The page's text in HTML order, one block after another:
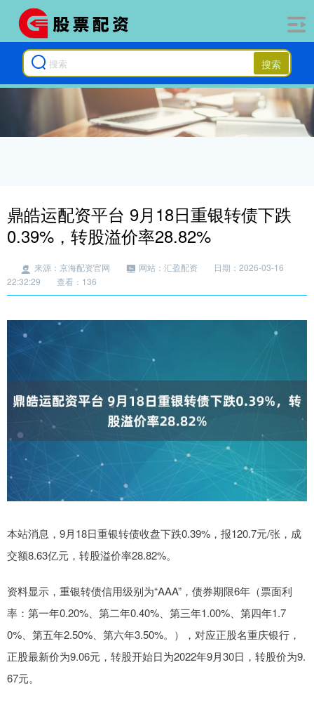
搜索
鼎皓运配资平台 9月18日重银转债下跌
0.39%，转股溢价率28.82%
来源：京海配资官网 网站：汇盈配资
日期：2026-03-16
22:32:29
查看：136
本站消息，9月18日重银转债收盘下跌0.39%，报120.7元/张，成
交额8.63亿元，转股溢价率28.82%。
资料显示，重银转债信用级别为“AAA”，债券期限6年（票面利
率：第一年0.20%、第二年0.40%、第三年1.00%、第四年1.7
0%、第五年2.50%、第六年3.50%。），对应正股名重庆银行，
正股最新价为9.06元，转股开始日为2022年9月30日，转股价为9.
67元。